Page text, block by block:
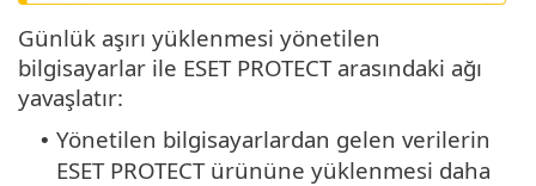
Günlük aşırı yüklenmesi yönetilen
bilgisayarlar ile ESET PROTECT arasındaki ağı
yavaşlatır:
• Yönetilen bilgisayarlardan gelen verilerin
ESET PROTECT ürününe yüklenmesi daha